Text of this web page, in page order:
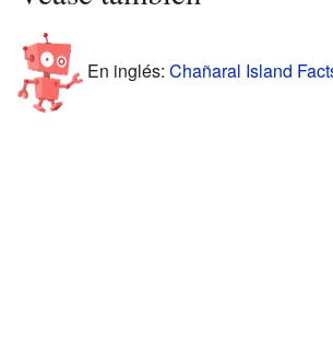
En inglés: Chañaral Island